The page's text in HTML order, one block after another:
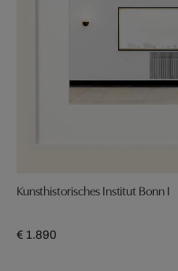
Kunsthistorisches Institut Bonn I
€ 1.890